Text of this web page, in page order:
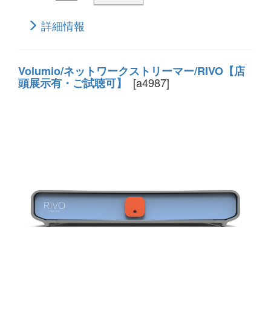
詳細情報
Volumio/ネットワークストリーマー/RIVO【店
頭展示有・ご試聴可】 [a4987]